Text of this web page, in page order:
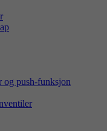
og push-funksjon